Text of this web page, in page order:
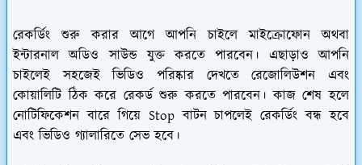
রেকর্ডিং শুরু করার আগে আপনি চাইলে মাইক্রোফোন অথবা
ইন্টারনাল অডিও সাউন্ড যুক্ত করতে পারবেন। এছাড়াও আপনি
চাইলেই সহজেই ভিডিও পরিষ্কার দেখতে রেজোলিউশন এবং
কোয়ালিটি ঠিক করে রেকর্ড শুরু করতে পারবেন। কাজ শেষ হলে
নোটিফিকেশন বারে গিয়ে Stop বাটন চাপলেই রেকর্ডিং বন্ধ হবে
এবং ভিডিও গ্যালারিতে সেভ হবে।